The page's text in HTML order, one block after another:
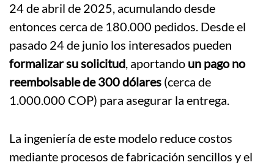
24 de abril de 2025, acumulando desde
entonces cerca de 180.000 pedidos. Desde el
pasado 24 de junio los interesados pueden
formalizar su solicitud, aportando un pago no
reembolsable de 300 dólares (cerca de
1.000.000 COP) para asegurar la entrega.
La ingeniería de este modelo reduce costos
mediante procesos de fabricación sencillos y el